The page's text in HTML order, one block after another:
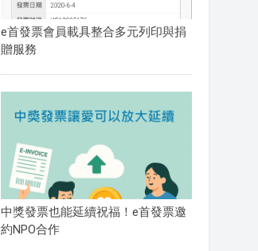
e首發票會員載具整合多元列印與捐
贈服務
中獎發票也能延續祝福！e首發票邀
約NPO合作